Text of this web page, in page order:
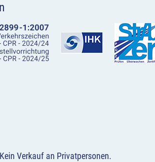
Kein Verkauf an Privatpersonen.